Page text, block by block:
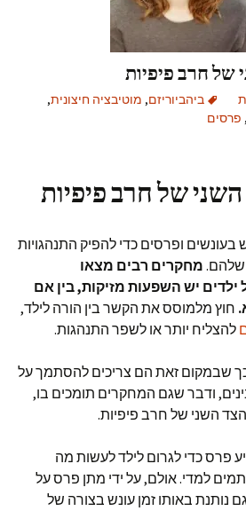
של חרב פיפיות
ביהביוריזם, מוטיבציה חיצונית,
, פרסים
של חרב פיפיות
ופרסים כדי להפיק התנהגויות
שלהם. מחקרים רבים מצאו
יש השפעות מזיקות, בין אם
חוץ מלמוסס את הקשר בין הורה לילד,
להצליח יותר או לשפר התנהגות.
שבמקום זאת הם צריכים להסתמך על
ודבר שגם המחקרים תומכים בו,
השני של חרב פיפיות.
פרס כדי לגרום לילד לעשות מה
למדי. אולם, על ידי מתן פרס על
נותנת באותו זמן עונש בצורה של